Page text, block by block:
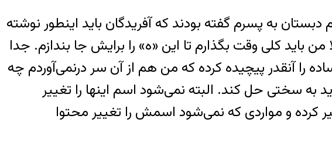
به پسرم گفته بودند که آفریدگان باید اینطور نوشته
کلی وقت بگذارم تا این «ه» را برایش جا بندازم. جدا
آنقدر پیچیده کرده که من هم از آن سر درنمی‌آوردم چه
به سختی حل کند. البته نمی‌شود اسم اینها را تغییر
و مواردی که نمی‌شود اسمش را تغییر محتوا